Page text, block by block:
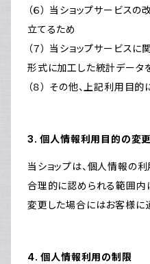
（６） 当ショップサービス
立てるため
（７） 当ショップサービス
形式に加工した統計データ
（８） その他、上記利用目
3. 個人情報利用目的の変更
当ショップは、個人情報の
合理的に認められる範囲内
変更した場合にはお客様に
4. 個人情報利用の制限